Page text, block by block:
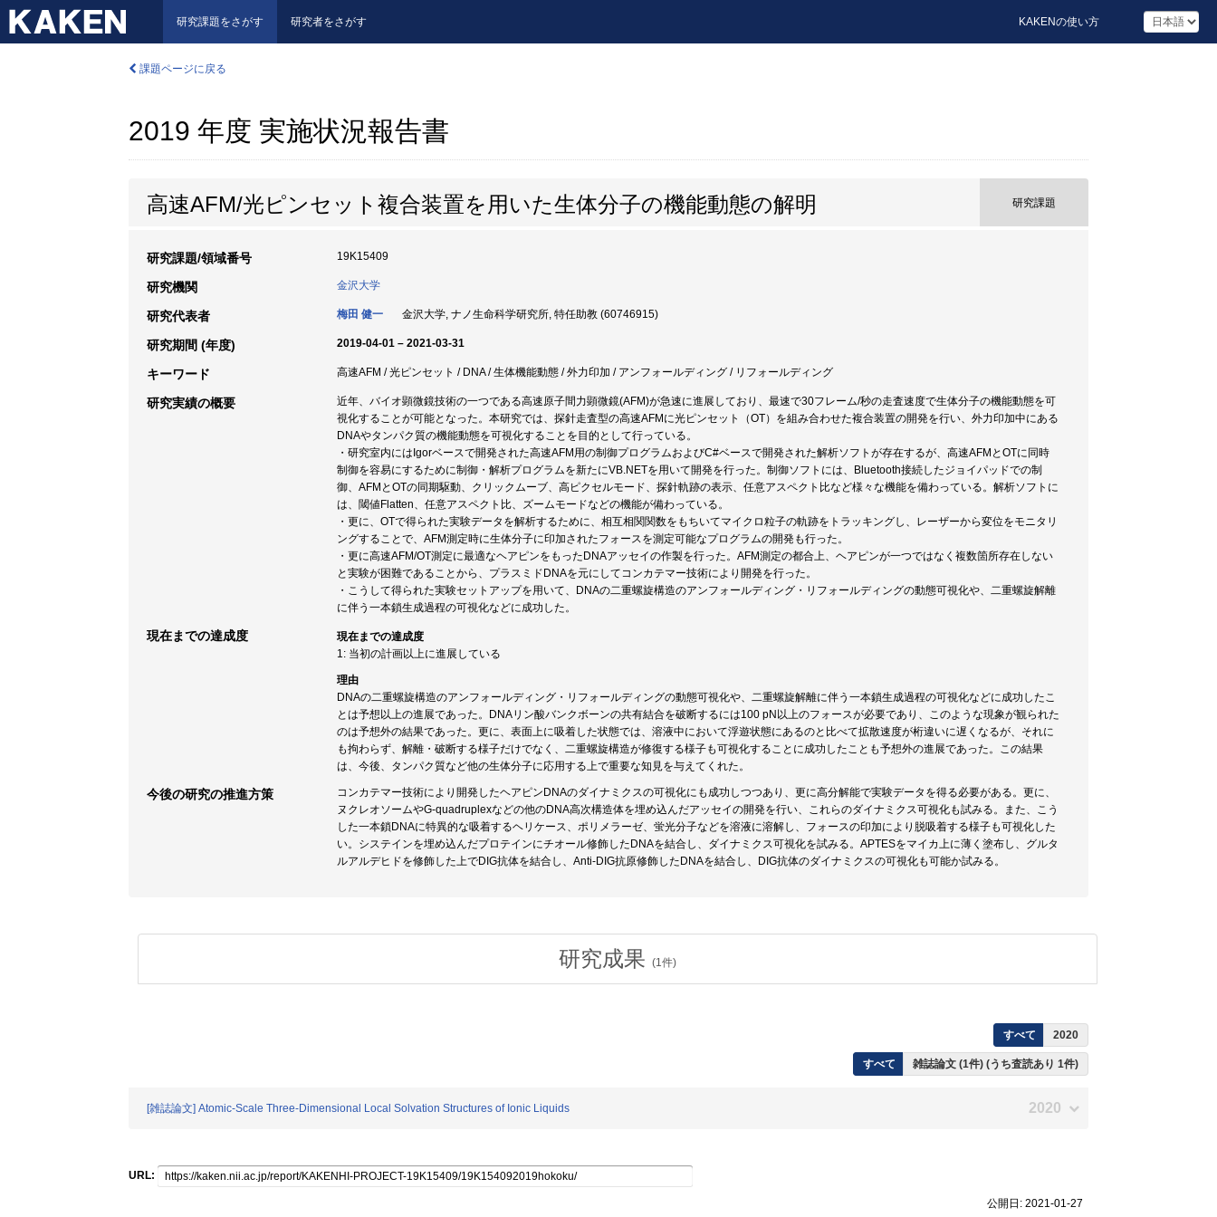
研究課題をさがす 研究者をさがす KAKENの使い方
課題ページに戻る
2019 年度 実施状況報告書
高速AFM/光ピンセット複合装置を用いた生体分子の機能動態の解明 研究課題
研究課題/領域番号 19K15409
研究機関 金沢大学
研究代表者 梅田 健一 金沢大学, ナノ生命科学研究所, 特任助教 (60746915)
研究期間 (年度) 2019-04-01 – 2021-03-31
キーワード 高速AFM / 光ピンセット / DNA / 生体機能動態 / 外力印加 / アンフォールディング / リフォールディング
研究実績の概要
近年、バイオ顕微鏡技術の一つである高速原子間力顕微鏡(AFM)が急速に進展しており、最速で30フレーム/秒の走査速度で生体分子の機能動態を可
視化することが可能となった。本研究では、探針走査型の高速AFMに光ピンセット（OT）を組み合わせた複合装置の開発を行い、外力印加中にある
DNAやタンパク質の機能動態を可視化することを目的として行っている。
・研究室内にはIgorベースで開発された高速AFM用の制御プログラムおよびC#ベースで開発された解析ソフトが存在するが、高速AFMとOTに同時
制御を容易にするために制御・解析プログラムを新たにVB.NETを用いて開発を行った。制御ソフトには、Bluetooth接続したジョイパッドでの制
御、AFMとOTの同期駆動、クリックムーブ、高ピクセルモード、探針軌跡の表示、任意アスペクト比など様々な機能を備わっている。解析ソフトに
は、閾値Flatten、任意アスペクト比、ズームモードなどの機能が備わっている。
・更に、OTで得られた実験データを解析するために、相互相関関数をもちいてマイクロ粒子の軌跡をトラッキングし、レーザーから変位をモニタリ
ングすることで、AFM測定時に生体分子に印加されたフォースを測定可能なプログラムの開発も行った。
・更に高速AFM/OT測定に最適なヘアピンをもったDNAアッセイの作製を行った。AFM測定の都合上、ヘアピンが一つではなく複数箇所存在しない
と実験が困難であることから、プラスミドDNAを元にしてコンカテマー技術により開発を行った。
・こうして得られた実験セットアップを用いて、DNAの二重螺旋構造のアンフォールディング・リフォールディングの動態可視化や、二重螺旋解離
に伴う一本鎖生成過程の可視化などに成功した。
現在までの達成度
現在までの達成度
1: 当初の計画以上に進展している
理由
DNAの二重螺旋構造のアンフォールディング・リフォールディングの動態可視化や、二重螺旋解離に伴う一本鎖生成過程の可視化などに成功したこ
とは予想以上の進展であった。DNAリン酸バンクボーンの共有結合を破断するには100 pN以上のフォースが必要であり、このような現象が観られた
のは予想外の結果であった。更に、表面上に吸着した状態では、溶液中において浮遊状態にあるのと比べて拡散速度が桁違いに遅くなるが、それに
も拘わらず、解離・破断する様子だけでなく、二重螺旋構造が修復する様子も可視化することに成功したことも予想外の進展であった。この結果
は、今後、タンパク質など他の生体分子に応用する上で重要な知見を与えてくれた。
今後の研究の推進方策
コンカテマー技術により開発したヘアピンDNAのダイナミクスの可視化にも成功しつつあり、更に高分解能で実験データを得る必要がある。更に、
ヌクレオソームやG-quadruplexなどの他のDNA高次構造体を埋め込んだアッセイの開発を行い、これらのダイナミクス可視化も試みる。また、こう
した一本鎖DNAに特異的な吸着するヘリケース、ポリメラーゼ、蛍光分子などを溶液に溶解し、フォースの印加により脱吸着する様子も可視化した
い。システインを埋め込んだプロテインにチオール修飾したDNAを結合し、ダイナミクス可視化を試みる。APTESをマイカ上に薄く塗布し、グルタ
ルアルデヒドを修飾した上でDIG抗体を結合し、Anti-DIG抗原修飾したDNAを結合し、DIG抗体のダイナミクスの可視化も可能か試みる。
研究成果 (1件)
すべて 2020
すべて 雑誌論文 (1件) (うち査読あり 1件)
[雑誌論文] Atomic-Scale Three-Dimensional Local Solvation Structures of Ionic Liquids 2020
URL:
公開日: 2021-01-27